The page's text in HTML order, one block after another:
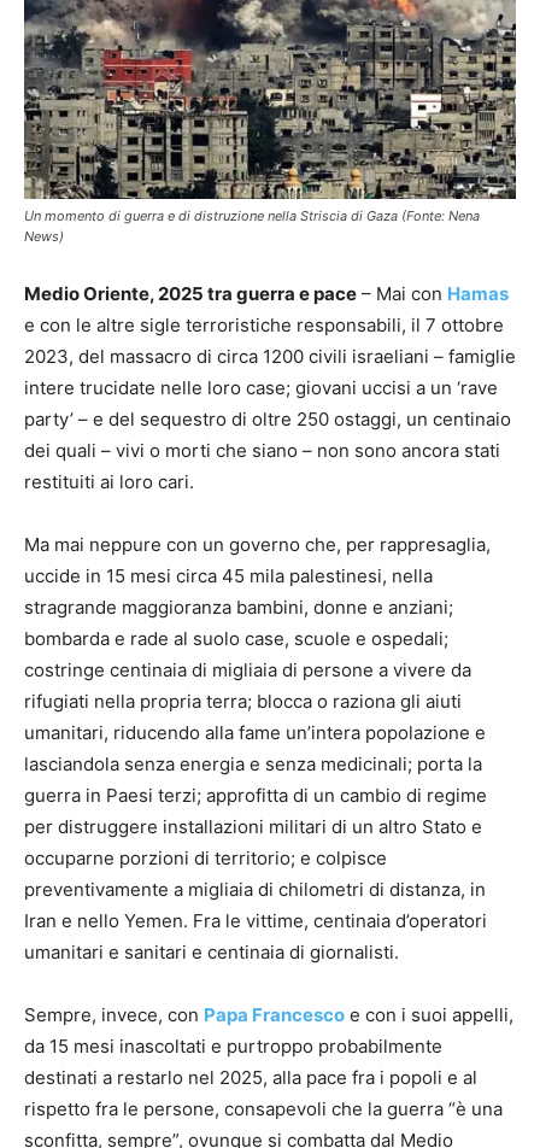
Un momento di guerra e di distruzione nella Striscia di Gaza (Fonte: Nena
News)
Medio Oriente, 2025 tra guerra e pace – Mai con Hamas
e con le altre sigle terroristiche responsabili, il 7 ottobre
2023, del massacro di circa 1200 civili israeliani – famiglie
intere trucidate nelle loro case; giovani uccisi a un ‘rave
party’ – e del sequestro di oltre 250 ostaggi, un centinaio
dei quali – vivi o morti che siano – non sono ancora stati
restituiti ai loro cari.
Ma mai neppure con un governo che, per rappresaglia,
uccide in 15 mesi circa 45 mila palestinesi, nella
stragrande maggioranza bambini, donne e anziani;
bombarda e rade al suolo case, scuole e ospedali;
costringe centinaia di migliaia di persone a vivere da
rifugiati nella propria terra; blocca o raziona gli aiuti
umanitari, riducendo alla fame un’intera popolazione e
lasciandola senza energia e senza medicinali; porta la
guerra in Paesi terzi; approfitta di un cambio di regime
per distruggere installazioni militari di un altro Stato e
occuparne porzioni di territorio; e colpisce
preventivamente a migliaia di chilometri di distanza, in
Iran e nello Yemen. Fra le vittime, centinaia d’operatori
umanitari e sanitari e centinaia di giornalisti.
Sempre, invece, con Papa Francesco e con i suoi appelli,
da 15 mesi inascoltati e purtroppo probabilmente
destinati a restarlo nel 2025, alla pace fra i popoli e al
rispetto fra le persone, consapevoli che la guerra “è una
sconfitta, sempre”, ovunque si combatta dal Medio